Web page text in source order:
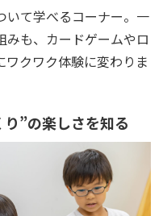
いて学べるコーナー。一
みも、カードゲームやロ
クワク体験に変わりま
”の楽しさを知る